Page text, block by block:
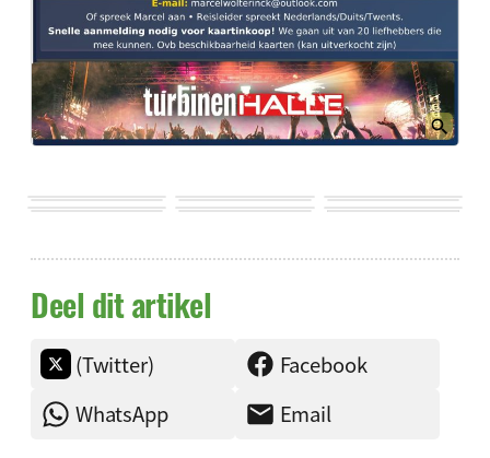
Deel dit artikel
(Twitter)
Facebook
WhatsApp
Email